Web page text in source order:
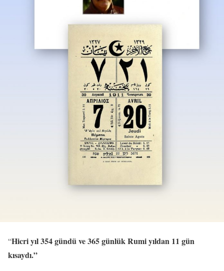
“Hicri yıl 354 gündü ve 365 günlük Rumi yıldan 11 gün
kısaydı.”